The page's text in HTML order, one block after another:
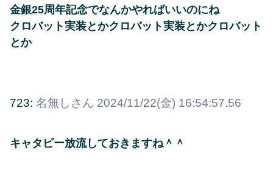
金銀25周年記念でなんかやればいいのにね
クロバット実装とかクロバット実装とかクロバット
とか
723: 名無しさん 2024/11/22(金) 16:54:57.56
キャタピー放流しておきますね＾＾